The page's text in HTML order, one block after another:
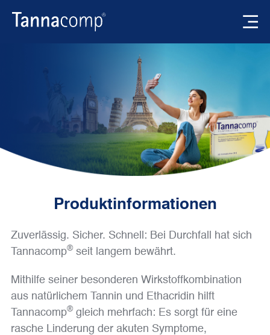
Produktinformationen
Zuverlässig. Sicher. Schnell: Bei Durchfall hat sich
Tannacomp® seit langem bewährt.
Mithilfe seiner besonderen Wirkstoffkombination
aus natürlichem Tannin und Ethacridin hilft
Tannacomp® gleich mehrfach: Es sorgt für eine
rasche Linderung der akuten Symptome,